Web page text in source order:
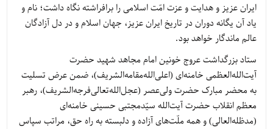
ایران عزیز و هدایت و عزت امّت اسلامی را برافراشته نگاه داشت؛ نام و
یاد آن یگانه دوران در تاریخ ایران عزیز، جهان اسلام و در دل آزادگان
عالم ماندگار خواهد بود.
ستاد بزرگداشت عروج خونین امام مجاهد شهید حضرت
آیت‌الله‌العظمی خامنه‌ای (اعلی‌الله‌مقامه‌الشریف)، ضمن عرض تسلیت
به محضر مبارک حضرت ولی‌عصر (عجل‌الله‌تعالی‌فرجه‌الشریف)، رهبر
معظم انقلاب حضرت آیت‌الله سیّدمجتبی حسینی خامنه‌ای
(مدظله‌العالی) و همه ملّت‌های آزاده و دلبسته به راه حق، مراتب سپاس